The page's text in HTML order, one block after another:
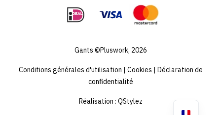
Gants ©Pluswork, 2026
Conditions générales d'utilisation | Cookies | Déclaration de
confidentialité
Réalisation : QStylez